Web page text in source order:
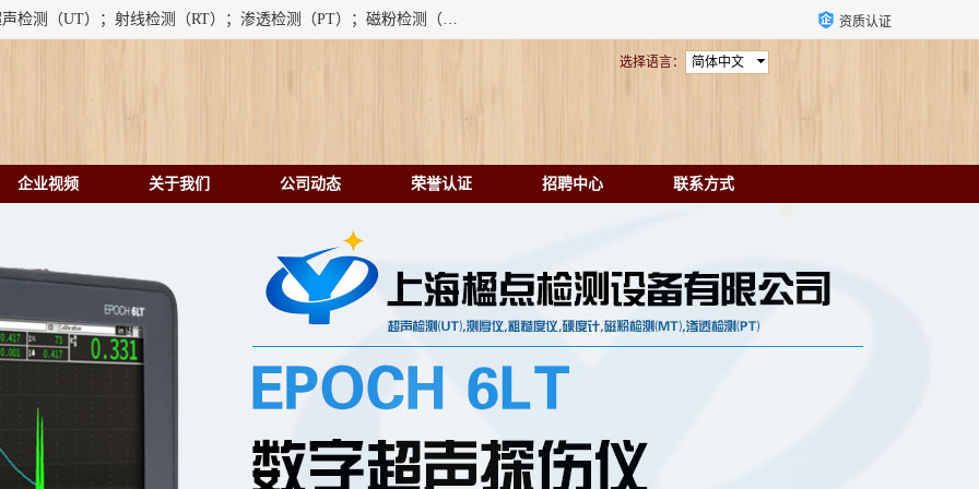
上海楹点检测设备有限公司提供的无损检测仪器设备包括：超声检测（UT）；射线检测（RT）；渗透检测（PT）；磁粉检测（MT）；涡流检测（ET）；化学用品（CH）、超声波相控阵、超声波测厚仪、超声导波、超声TOFD探伤仪、超声波探头、涡流探伤仪、涡流探头、涡流阵列、磁粉探伤机。代理以下品牌：汕超、美国GE(德国KK）、奥林巴斯（Olympus NDT）、美国磁通（Magnaflux）、DAKOTA等； 资质认证
简体中文
选择语言：
企业视频 关于我们 公司动态 荣誉认证 招聘中心 联系方式